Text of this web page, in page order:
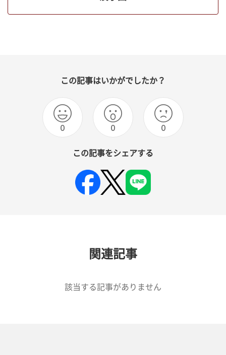
この記事はいかがでしたか？
0 0 0
この記事をシェアする
関連記事
該当する記事がありません